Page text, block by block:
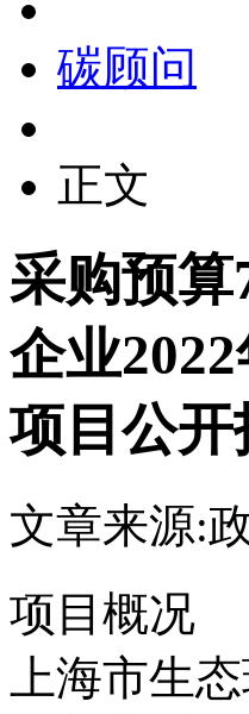
碳顾问
正文
采购预算
企业
项目公
文章来源:
项目概况
上海市生